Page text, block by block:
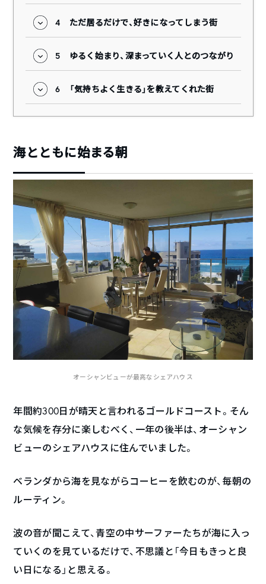
4 ただ居るだけで、好きになってしまう街
5 ゆるく始まり、深まっていく人とのつながり
6 「気持ちよく生きる」を教えてくれた街
海とともに始まる朝
オーシャンビューが最高なシェアハウス
年間約300日が晴天と言われるゴールドコースト。そん
な気候を存分に楽しむべく、一年の後半は、オーシャン
ビューのシェアハウスに住んでいました。
ベランダから海を見ながらコーヒーを飲むのが、毎朝の
ルーティン。
波の音が聞こえて、青空の中サーファーたちが海に入っ
ていくのを見ているだけで、不思議と「今日もきっと良
い日になる」と思える。